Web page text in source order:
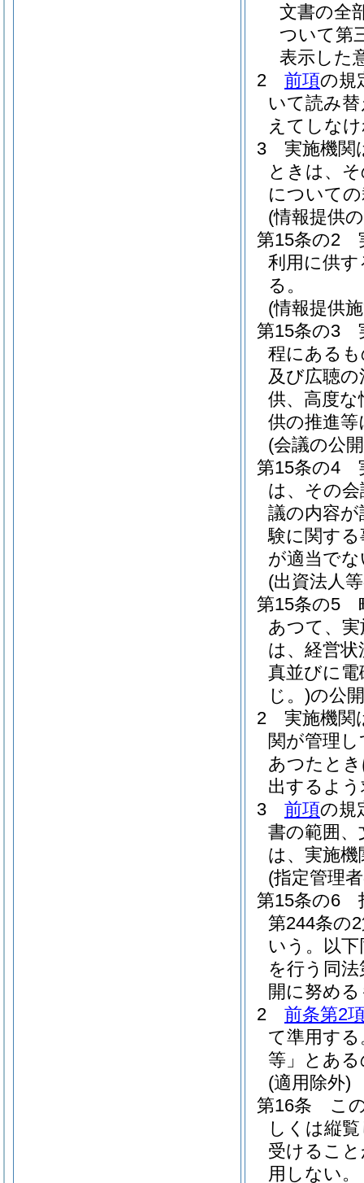
文書の全
ついて第
表示した
2
前項の規
いて読み
えてしな
3
実施機関
ときは、
について
(情報提供
第15条の2
利用に供
る。
(情報提供
第15条の3
程にある
及び広聴
供、高度
供の推進
(会議の公
第15条の4
は、その
議の内容が
験に関す
が適当で
(出資法人
第15条の5
あつて、
は、経営
真並びに
じ。)の公
2
実施機関
関が管理
あつたと
出するよ
3
前項の規
書の範囲
は、実施
(指定管理
第15条の6
第244条の
いう。以下
を行う同
開に努め
2
前条第2
て準用する
等」とあ
(適用除外)
第16条
こ
しくは縦
受けるこ
用しない。